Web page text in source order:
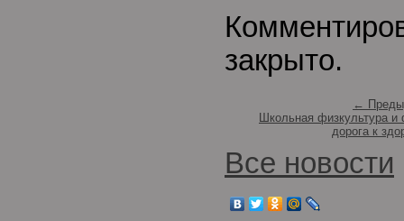
закрыто.
←
Школьная физкультура и
дорога к
Все новости